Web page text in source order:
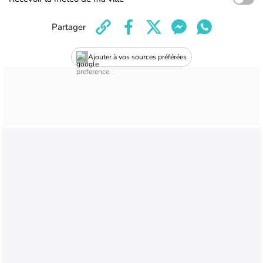
Ajouter à vos sources préférées
Partager